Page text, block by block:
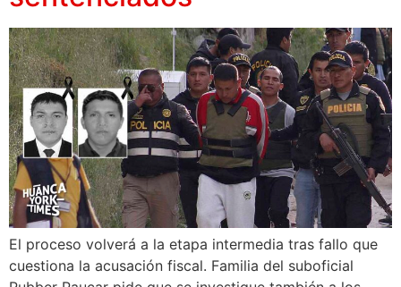
El proceso volverá a la etapa intermedia tras fallo que
cuestiona la acusación fiscal. Familia del suboficial